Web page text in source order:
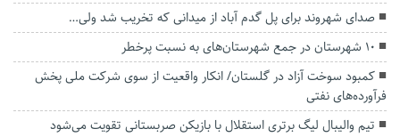
صدای شهروند برای پل گدم آباد از میدانی که تخریب شد ولی…
۱۰ شهرستان در جمع شهرستان‌های به نسبت پرخطر
کمبود سوخت آزاد در گلستان/ انکار واقعیت از سوی شرکت ملی پخش
فرآورده‌های نفتی
تیم والیبال لیگ برتری استقلال با بازیکن صربستانی تقویت می‌شود